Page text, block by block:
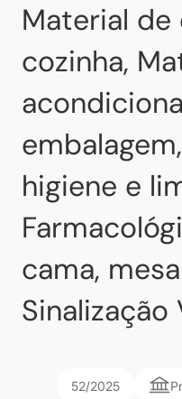
Material de
cozinha,
higiene e
cama,
Sinalização
52/2025